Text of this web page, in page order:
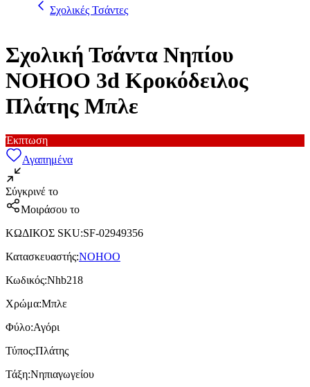
Σχολικές Τσάντες
Σχολική Τσάντα Νηπίου
NOHOO 3d Κροκόδειλος
Πλάτης Μπλε
Έκπτωση
Αγαπημένα
Σύγκρινέ το
Μοιράσου το
ΚΩΔΙΚΟΣ SKU:SF-02949356
Κατασκευαστής:NOHOO
Κωδικός:Nhb218
Χρώμα:Μπλε
Φύλο:Αγόρι
Τύπος:Πλάτης
Τάξη:Νηπιαγωγείου